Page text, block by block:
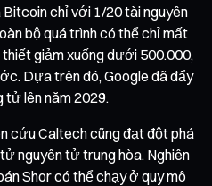
chỉ với 1/20 tài nguyên
bộ quá trình có thể chỉ mất
giảm xuống dưới 500.000,
Dựa trên đó, Google đã đẩy
lên năm 2029.
cứu Caltech cũng đạt đột phá
nguyên tử trung hòa. Nghiên
Shor có thể chạy ở quy mô